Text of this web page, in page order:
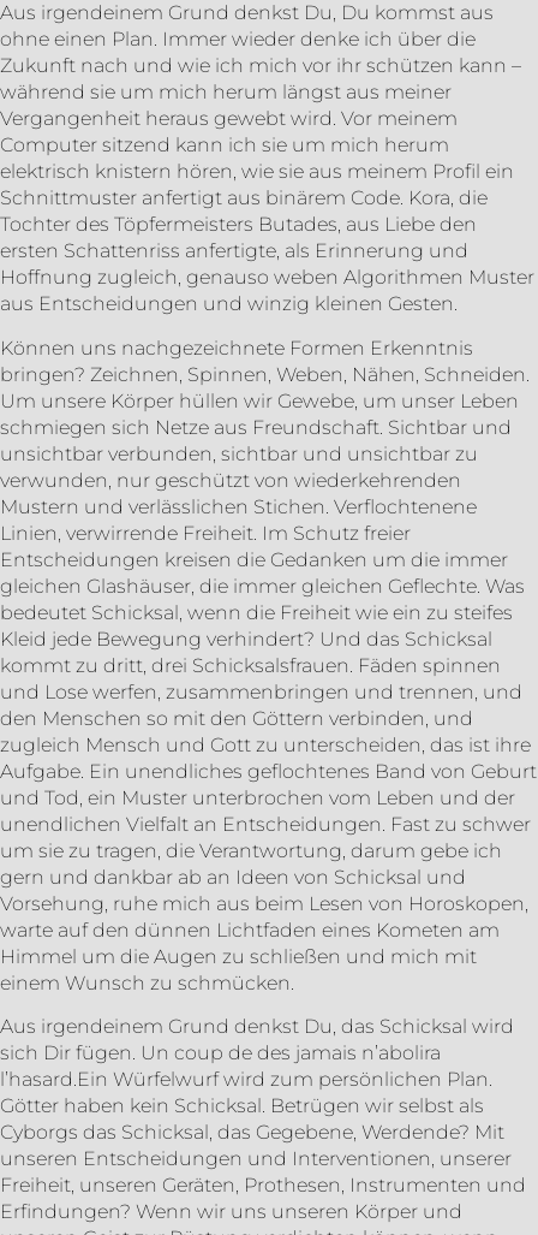
Aus irgendeinem Grund denkst Du, Du kommst aus
ohne einen Plan. Immer wieder denke ich über die
Zukunft nach und wie ich mich vor ihr schützen kann –
während sie um mich herum längst aus meiner
Vergangenheit heraus gewebt wird. Vor meinem
Computer sitzend kann ich sie um mich herum
elektrisch knistern hören, wie sie aus meinem Profil ein
Schnittmuster anfertigt aus binärem Code. Kora, die
Tochter des Töpfermeisters Butades, aus Liebe den
ersten Schattenriss anfertigte, als Erinnerung und
Hoffnung zugleich, genauso weben Algorithmen Muster
aus Entscheidungen und winzig kleinen Gesten.
Können uns nachgezeichnete Formen Erkenntnis
bringen? Zeichnen, Spinnen, Weben, Nähen, Schneiden.
Um unsere Körper hüllen wir Gewebe, um unser Leben
schmiegen sich Netze aus Freundschaft. Sichtbar und
unsichtbar verbunden, sichtbar und unsichtbar zu
verwunden, nur geschützt von wiederkehrenden
Mustern und verlässlichen Stichen. Verflochtenene
Linien, verwirrende Freiheit. Im Schutz freier
Entscheidungen kreisen die Gedanken um die immer
gleichen Glashäuser, die immer gleichen Geflechte. Was
bedeutet Schicksal, wenn die Freiheit wie ein zu steifes
Kleid jede Bewegung verhindert? Und das Schicksal
kommt zu dritt, drei Schicksalsfrauen. Fäden spinnen
und Lose werfen, zusammenbringen und trennen, und
den Menschen so mit den Göttern verbinden, und
zugleich Mensch und Gott zu unterscheiden, das ist ihre
Aufgabe. Ein unendliches geflochtenes Band von Geburt
und Tod, ein Muster unterbrochen vom Leben und der
unendlichen Vielfalt an Entscheidungen. Fast zu schwer
um sie zu tragen, die Verantwortung, darum gebe ich
gern und dankbar ab an Ideen von Schicksal und
Vorsehung, ruhe mich aus beim Lesen von Horoskopen,
warte auf den dünnen Lichtfaden eines Kometen am
Himmel um die Augen zu schließen und mich mit
einem Wunsch zu schmücken.
Aus irgendeinem Grund denkst Du, das Schicksal wird
sich Dir fügen. Un coup de des jamais n’abolira
l’hasard.Ein Würfelwurf wird zum persönlichen Plan.
Götter haben kein Schicksal. Betrügen wir selbst als
Cyborgs das Schicksal, das Gegebene, Werdende? Mit
unseren Entscheidungen und Interventionen, unserer
Freiheit, unseren Geräten, Prothesen, Instrumenten und
Erfindungen? Wenn wir uns unseren Körper und